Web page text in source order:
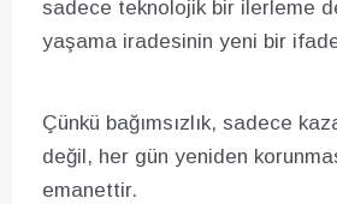
sadece teknolojik bir ilerleme
yaşama iradesinin yeni bir
Çünkü bağımsızlık, sadece
değil, her gün yeniden
emanettir.